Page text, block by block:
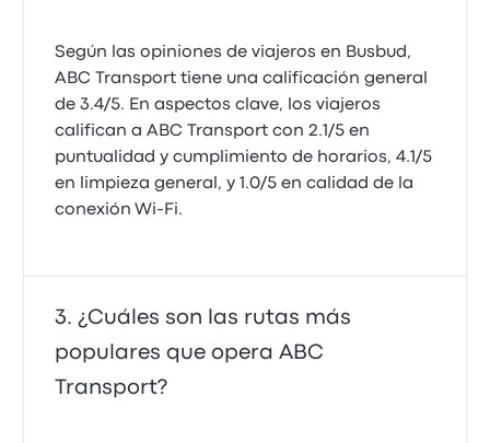
Según las opiniones de viajeros en Busbud,
ABC Transport tiene una calificación general
de 3.4/5. En aspectos clave, los viajeros
califican a ABC Transport con 2.1/5 en
puntualidad y cumplimiento de horarios, 4.1/5
en limpieza general, y 1.0/5 en calidad de la
conexión Wi‑Fi.
¿Cuáles son las rutas más
populares que opera ABC
Transport?